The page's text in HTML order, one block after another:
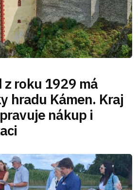
z roku 1929 má
hradu Kámen. Kraj
nákup i